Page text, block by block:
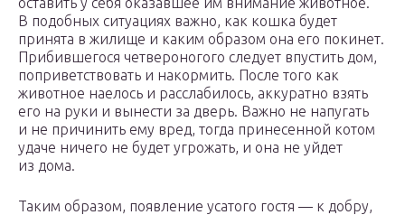
В подобных ситуациях важно, как кошка будет
принята в жилище и каким образом она его покинет.
Прибившегося четвероногого следует впустить дом,
поприветствовать и накормить. После того как
животное наелось и расслабилось, аккуратно взять
его на руки и вынести за дверь. Важно не напугать
и не причинить ему вред, тогда принесенной котом
удаче ничего не будет угрожать, и она не уйдет
из дома.
Таким образом, появление усатого гостя — к добру,